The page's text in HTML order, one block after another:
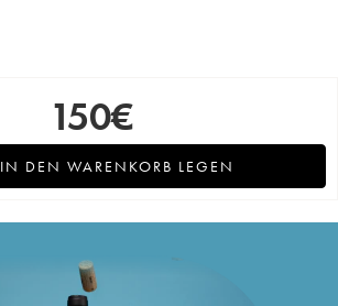
150€
IN DEN WARENKORB LEGEN